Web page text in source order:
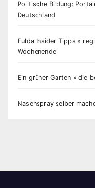
Politische Bildung:
Deutschland
Fulda Insider Tipps »
Wochenende
Ein grüner Garten » die
Nasenspray selber